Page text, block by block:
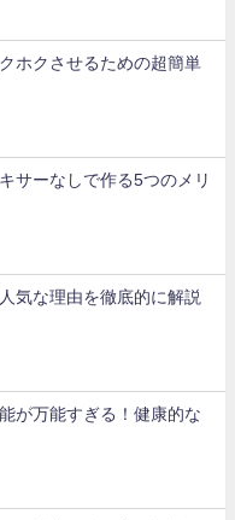
ホクさせるための超簡単
サーなしで作る5つのメリ
気な理由を徹底的に解説
が万能すぎる！健康的な